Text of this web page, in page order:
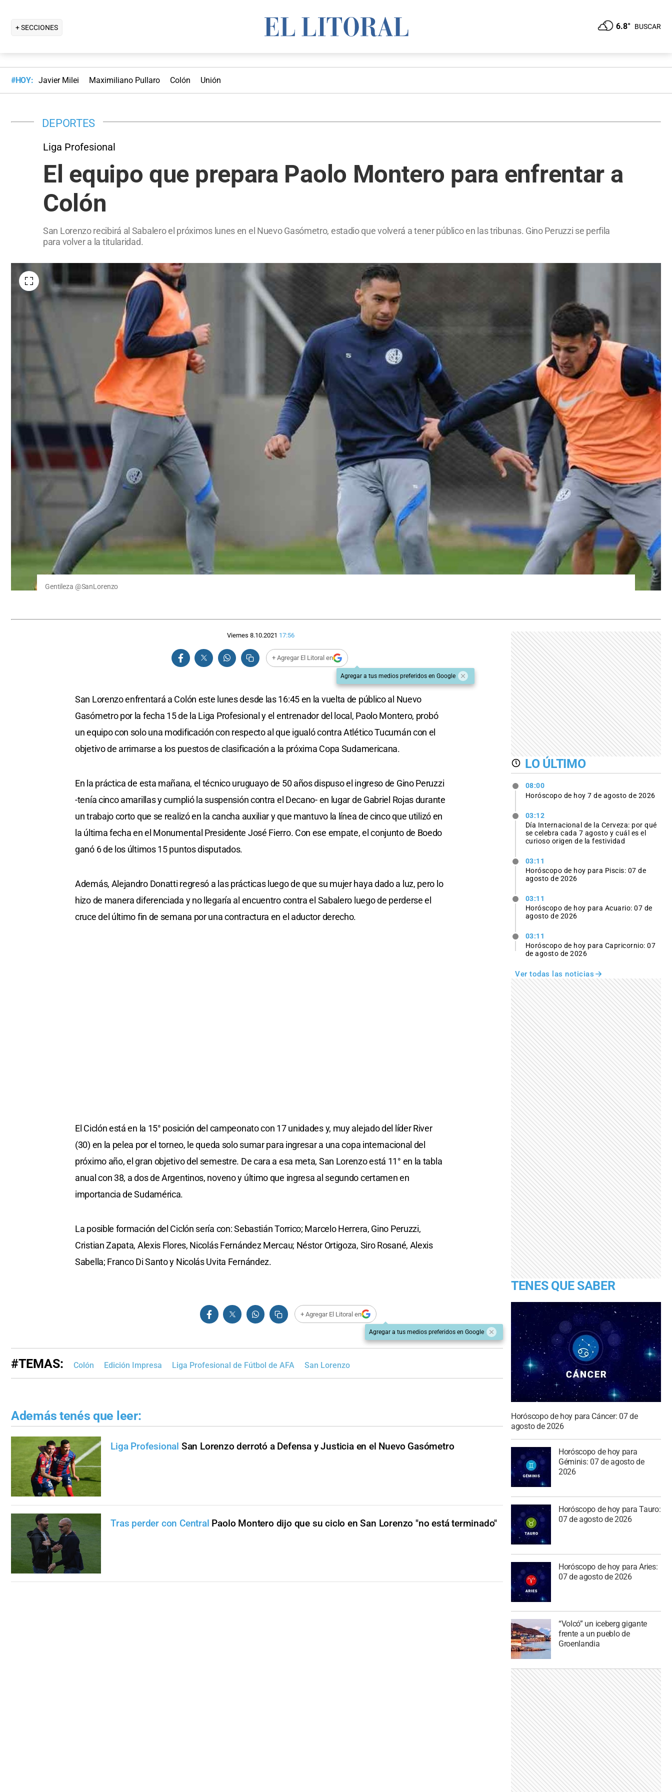
+ SECCIONES 6.8° BUSCAR
#HOY: Javier Milei Maximiliano Pullaro Colón Unión
DEPORTES
Liga Profesional
El equipo que prepara Paolo Montero para enfrentar a
Colón
San Lorenzo recibirá al Sabalero el próximos lunes en el Nuevo Gasómetro, estadio que volverá a tener público en las tribunas. Gino Peruzzi se perfila
para volver a la titularidad.
Gentileza @SanLorenzo
Viernes 8.10.2021 17:56
+ Agregar El Litoral en
Agregar a tus medios preferidos en Google
San Lorenzo enfrentará a Colón este lunes desde las 16:45 en la vuelta de público al Nuevo
Gasómetro por la fecha 15 de la Liga Profesional y el entrenador del local, Paolo Montero, probó
un equipo con solo una modificación con respecto al que igualó contra Atlético Tucumán con el
objetivo de arrimarse a los puestos de clasificación a la próxima Copa Sudamericana.
En la práctica de esta mañana, el técnico uruguayo de 50 años dispuso el ingreso de Gino Peruzzi
-tenía cinco amarillas y cumplió la suspensión contra el Decano- en lugar de Gabriel Rojas durante
un trabajo corto que se realizó en la cancha auxiliar y que mantuvo la línea de cinco que utilizó en
la última fecha en el Monumental Presidente José Fierro. Con ese empate, el conjunto de Boedo
ganó 6 de los últimos 15 puntos disputados.
Además, Alejandro Donatti regresó a las prácticas luego de que su mujer haya dado a luz, pero lo
hizo de manera diferenciada y no llegaría al encuentro contra el Sabalero luego de perderse el
cruce del último fin de semana por una contractura en el aductor derecho.
El Ciclón está en la 15° posición del campeonato con 17 unidades y, muy alejado del líder River
(30) en la pelea por el torneo, le queda solo sumar para ingresar a una copa internacional del
próximo año, el gran objetivo del semestre. De cara a esa meta, San Lorenzo está 11° en la tabla
anual con 38, a dos de Argentinos, noveno y último que ingresa al segundo certamen en
importancia de Sudamérica.
La posible formación del Ciclón sería con: Sebastián Torrico; Marcelo Herrera, Gino Peruzzi,
Cristian Zapata, Alexis Flores, Nicolás Fernández Mercau; Néstor Ortigoza, Siro Rosané, Alexis
Sabella; Franco Di Santo y Nicolás Uvita Fernández.
+ Agregar El Litoral en
Agregar a tus medios preferidos en Google
#TEMAS: Colón Edición Impresa Liga Profesional de Fútbol de AFA San Lorenzo
Además tenés que leer:
Liga Profesional San Lorenzo derrotó a Defensa y Justicia en el Nuevo Gasómetro
Tras perder con Central Paolo Montero dijo que su ciclo en San Lorenzo "no está terminado"
LO ÚLTIMO
08:00
Horóscopo de hoy 7 de agosto de 2026
03:12
Día Internacional de la Cerveza: por qué
se celebra cada 7 agosto y cuál es el
curioso origen de la festividad
03:11
Horóscopo de hoy para Piscis: 07 de
agosto de 2026
03:11
Horóscopo de hoy para Acuario: 07 de
agosto de 2026
03:11
Horóscopo de hoy para Capricornio: 07
de agosto de 2026
Ver todas las noticias
TENES QUE SABER
Horóscopo de hoy para Cáncer: 07 de
agosto de 2026
Horóscopo de hoy para
Géminis: 07 de agosto de
2026
Horóscopo de hoy para Tauro:
07 de agosto de 2026
Horóscopo de hoy para Aries:
07 de agosto de 2026
“Volcó” un iceberg gigante
frente a un pueblo de
Groenlandia